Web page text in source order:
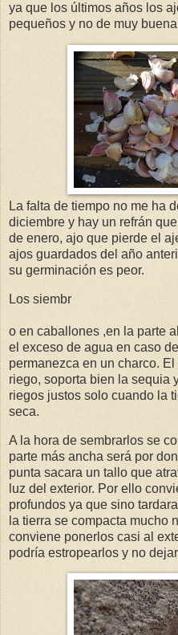
ya que los últimos años los
pequeños y no de muy
La falta de tiempo no me ha
diciembre y hay un refrán
de enero, ajo que pierde el
ajos guardados del año
su germinación es peor.
Los siembr
o en caballones ,en la parte
el exceso de agua en caso
permanezca en un charco.
riego, soporta bien la sequia
riegos justos solo cuando la
seca.
A la hora de sembrarlos se
parte más ancha será por
punta sacara un tallo que
luz del exterior. Por ello
profundos ya que sino
la tierra se compacta mucho
conviene ponerlos casi al
podría estropearlos y no